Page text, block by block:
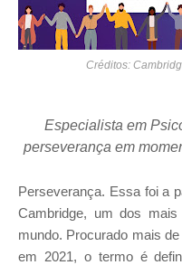
Créditos:
Especialista em
perseverança em
Perseverança. Essa foi a
Cambridge, um dos
mundo. Procurado mais
em 2021, o termo é